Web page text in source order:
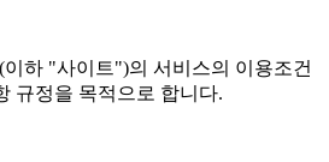
이하 "사이트")의 서비스의 이용조건
규정을 목적으로 합니다.